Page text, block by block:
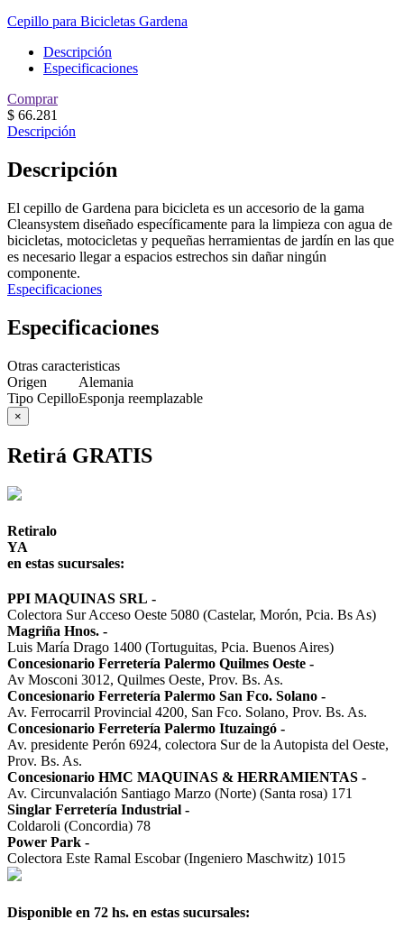
Cepillo para Bicicletas Gardena
Descripción
Especificaciones
Comprar
$ 66.281
Descripción
Descripción
El cepillo de Gardena para bicicleta es un accesorio de la gama
Cleansystem diseñado específicamente para la limpieza con agua de
bicicletas, motocicletas y pequeñas herramientas de jardín en las que
es necesario llegar a espacios estrechos sin dañar ningún
componente.
Especificaciones
Especificaciones
Otras caracteristicas
Origen
Alemania
Tipo CepilloEsponja reemplazable
×
Retirá GRATIS
Retiralo
YA
en estas sucursales:
PPI MAQUINAS SRL -
Colectora Sur Acceso Oeste 5080 (Castelar, Morón, Pcia. Bs As)
Magriña Hnos. -
Luis María Drago 1400 (Tortuguitas, Pcia. Buenos Aires)
Concesionario Ferretería Palermo Quilmes Oeste -
Av Mosconi 3012, Quilmes Oeste, Prov. Bs. As.
Concesionario Ferretería Palermo San Fco. Solano -
Av. Ferrocarril Provincial 4200, San Fco. Solano, Prov. Bs. As.
Concesionario Ferretería Palermo Ituzaingó -
Av. presidente Perón 6924, colectora Sur de la Autopista del Oeste,
Prov. Bs. As.
Concesionario HMC MAQUINAS & HERRAMIENTAS -
Av. Circunvalación Santiago Marzo (Norte) (Santa rosa) 171
Singlar Ferretería Industrial -
Coldaroli (Concordia) 78
Power Park -
Colectora Este Ramal Escobar (Ingeniero Maschwitz) 1015
Disponible en 72 hs. en estas sucursales: